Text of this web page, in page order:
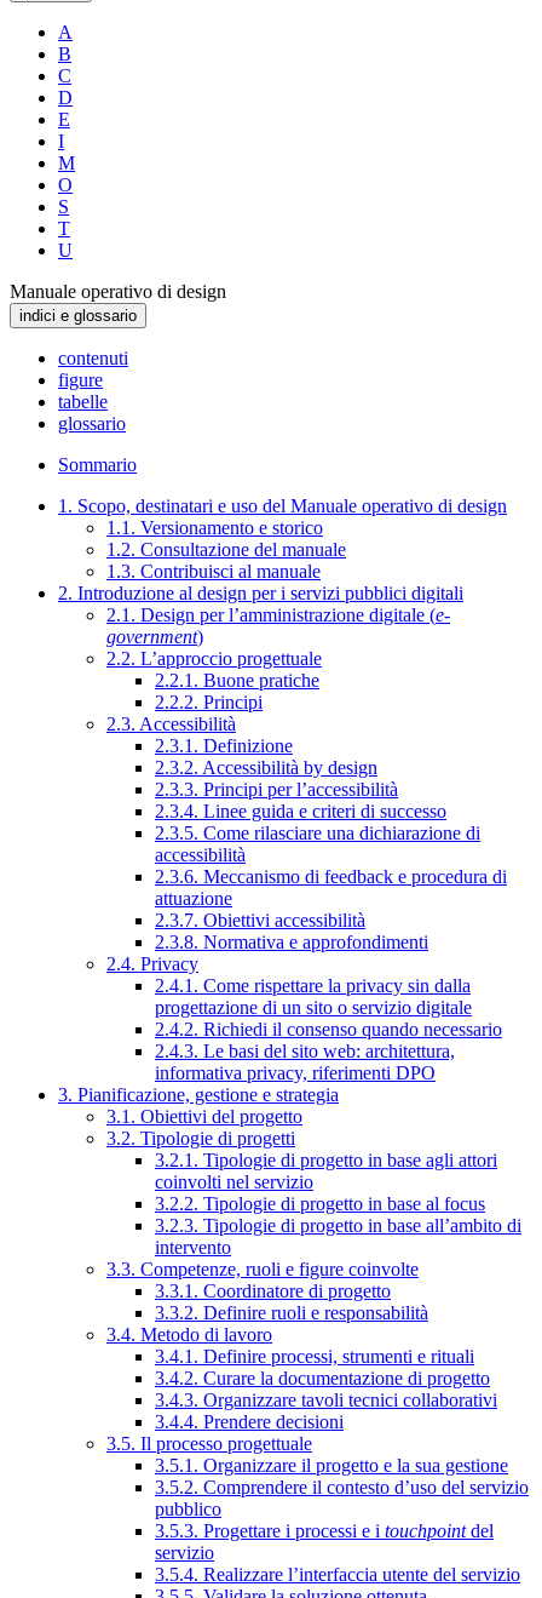
A
B
C
D
E
I
M
O
S
T
U
Manuale operativo di design
indici e glossario
contenuti
figure
tabelle
glossario
Sommario
1. Scopo, destinatari e uso del Manuale operativo di design
1.1. Versionamento e storico
1.2. Consultazione del manuale
1.3. Contribuisci al manuale
2. Introduzione al design per i servizi pubblici digitali
2.1. Design per l’amministrazione digitale (e-
government)
2.2. L’approccio progettuale
2.2.1. Buone pratiche
2.2.2. Principi
2.3. Accessibilità
2.3.1. Definizione
2.3.2. Accessibilità by design
2.3.3. Principi per l’accessibilità
2.3.4. Linee guida e criteri di successo
2.3.5. Come rilasciare una dichiarazione di
accessibilità
2.3.6. Meccanismo di feedback e procedura di
attuazione
2.3.7. Obiettivi accessibilità
2.3.8. Normativa e approfondimenti
2.4. Privacy
2.4.1. Come rispettare la privacy sin dalla
progettazione di un sito o servizio digitale
2.4.2. Richiedi il consenso quando necessario
2.4.3. Le basi del sito web: architettura,
informativa privacy, riferimenti DPO
3. Pianificazione, gestione e strategia
3.1. Obiettivi del progetto
3.2. Tipologie di progetti
3.2.1. Tipologie di progetto in base agli attori
coinvolti nel servizio
3.2.2. Tipologie di progetto in base al focus
3.2.3. Tipologie di progetto in base all’ambito di
intervento
3.3. Competenze, ruoli e figure coinvolte
3.3.1. Coordinatore di progetto
3.3.2. Definire ruoli e responsabilità
3.4. Metodo di lavoro
3.4.1. Definire processi, strumenti e rituali
3.4.2. Curare la documentazione di progetto
3.4.3. Organizzare tavoli tecnici collaborativi
3.4.4. Prendere decisioni
3.5. Il processo progettuale
3.5.1. Organizzare il progetto e la sua gestione
3.5.2. Comprendere il contesto d’uso del servizio
pubblico
3.5.3. Progettare i processi e i touchpointdel
servizio
3.5.4. Realizzare l’interfaccia utente del servizio